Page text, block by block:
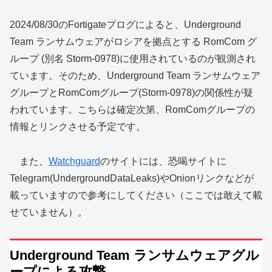
2024/08/30のFortigateブログによると、Underground
Team ランサムウェアがロシアを拠点とする RomCom グ
ループ (別名 Storm-0978)に使用されているのが観測され
ています。そのため、Underground Team ランサムウェア
グループとRomComグループ(Storm-0978)の関係性が疑
われています。こちらは確定次第、RomComグループの
情報とリンクさせる予定です。
また、 Watchguardのサイトには、恐喝サイトに
Telegram(UndergroundDataLeaks)やOnionリンクなどが
載っていますので参考にしてください（ここでは敢えて載
せていません）。
Underground Team ランサムウェアグル